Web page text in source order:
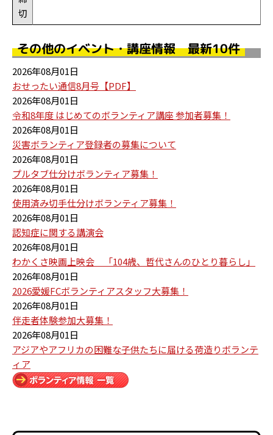
切
その他のイベント・講座情報 最新10件
2026年08月01日
おせったい通信8月号【PDF】
2026年08月01日
令和8年度 はじめてのボランティア講座 参加者募集！
2026年08月01日
災害ボランティア登録者の募集について
2026年08月01日
プルタブ仕分けボランティア募集！
2026年08月01日
使用済み切手仕分けボランティア募集！
2026年08月01日
認知症に関する講演会
2026年08月01日
わかくさ映画上映会 「104歳、哲代さんのひとり暮らし」
2026年08月01日
2026愛媛FCボランティアスタッフ大募集！
2026年08月01日
伴走者体験参加大募集！
2026年08月01日
アジアやアフリカの困難な子供たちに届ける荷造りボランテ
ィア